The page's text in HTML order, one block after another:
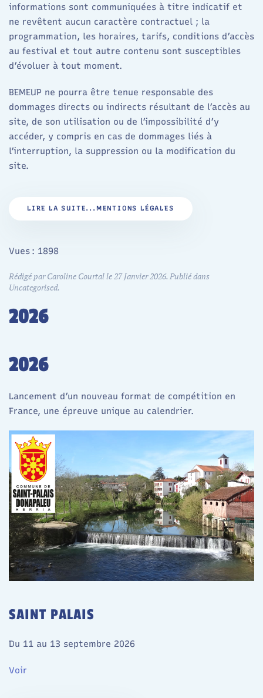
informations sont communiquées à titre indicatif et
ne revêtent aucun caractère contractuel ; la
programmation, les horaires, tarifs, conditions d’accès
au festival et tout autre contenu sont susceptibles
d’évoluer à tout moment.
BEMEUP ne pourra être tenue responsable des
dommages directs ou indirects résultant de l’accès au
site, de son utilisation ou de l’impossibilité d’y
accéder, y compris en cas de dommages liés à
l’interruption, la suppression ou la modification du
site.
LIRE LA SUITE...MENTIONS LÉGALES
Vues : 1898
Rédigé par Caroline Courtal le 27 Janvier 2026. Publié dans
Uncategorised.
2026
2026
Lancement d’un nouveau format de compétition en
France, une épreuve unique au calendrier.
SAINT PALAIS
Du 11 au 13 septembre 2026
Voir